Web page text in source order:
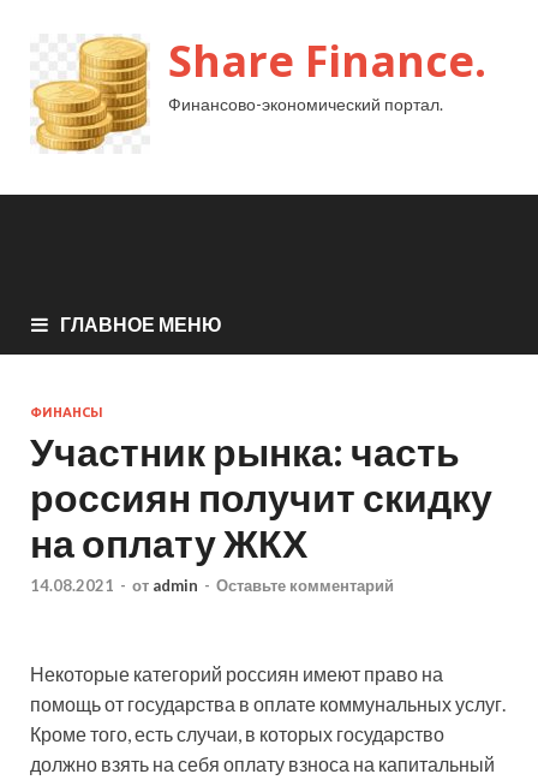
Share Finance.
Финансово-экономический портал.
ГЛАВНОЕ МЕНЮ
ФИНАНСЫ
Участник рынка: часть
россиян получит скидку
на оплату ЖКХ
14.08.2021 - от admin - Оставьте комментарий
Некоторые категорий россиян имеют право на
помощь от государства в оплате коммунальных услуг.
Кроме того, есть случаи, в которых государство
должно взять на себя оплату взноса на капитальный